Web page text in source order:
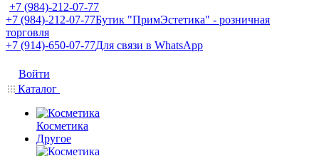
+7 (984)-212-07-77
+7 (984)-212-07-77Бутик "ПримЭстетика" - розничная
торговля
+7 (914)-650-07-77Для связи в WhatsApp
Войти
Каталог
Косметика
Другое